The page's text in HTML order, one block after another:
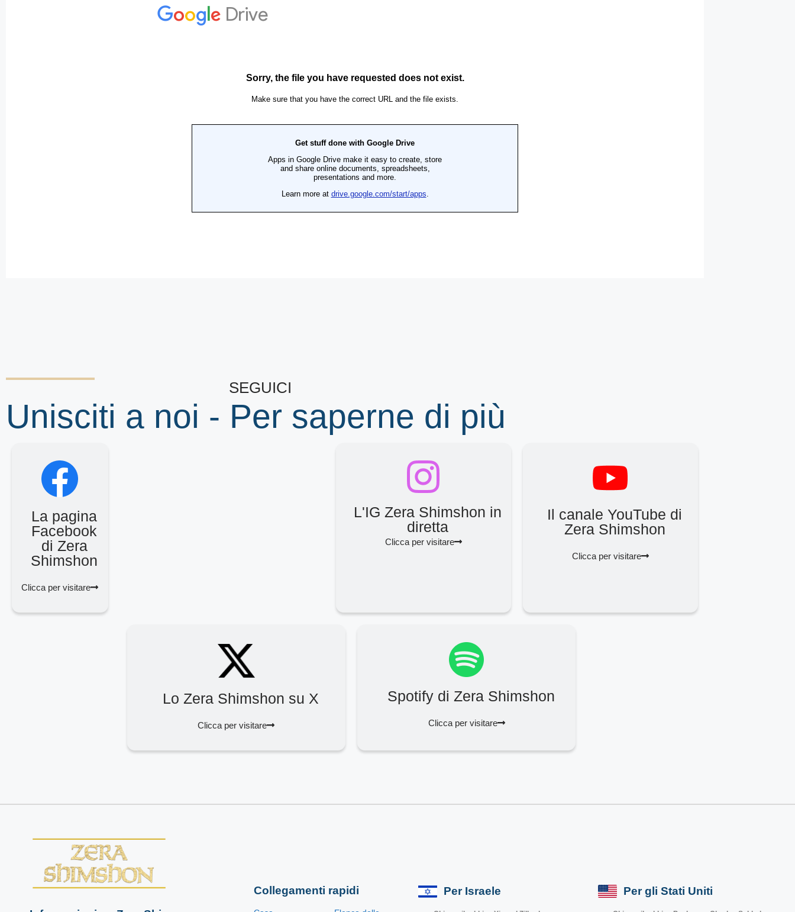
SEGUICI
Unisciti a noi - Per saperne di più
La pagina
Facebook
di Zera
Shimshon
Clicca per visitare
L'IG Zera Shimshon in
diretta
Clicca per visitare
Il canale YouTube di
Zera Shimshon
Clicca per visitare
Lo Zera Shimshon su X
Clicca per visitare
Spotify di Zera Shimshon
Clicca per visitare
Collegamenti rapidi Per Israele Per gli Stati Uniti